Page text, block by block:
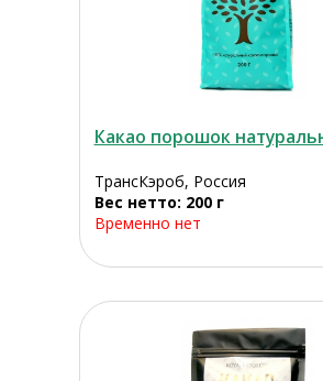
Какао порошок
ТрансКэроб, Россия
Вес нетто: 200 г
Временно нет